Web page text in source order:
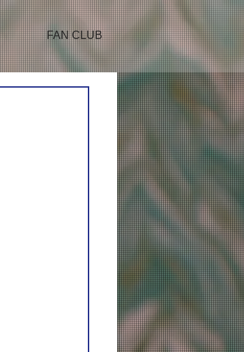
FAN CLUB